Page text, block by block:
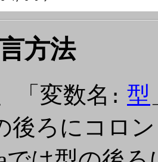
方法
「変数名 : 型
後ろにコロ